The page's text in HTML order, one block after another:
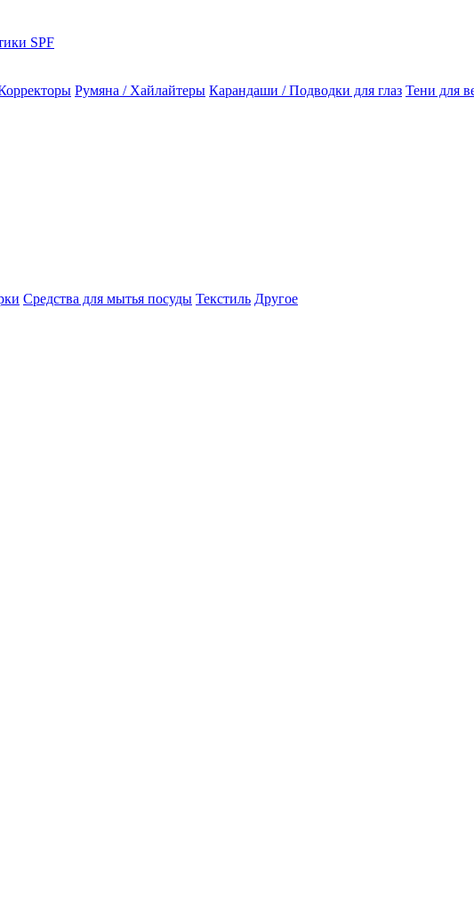
SPF
Румяна / Хайлайтеры Карандаши / Подводки для глаз Тени для
Средства для мытья посуды Текстиль Другое